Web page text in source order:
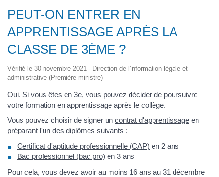
PEUT-ON ENTRER EN
APPRENTISSAGE APRÈS LA
CLASSE DE 3ÈME ?
Vérifié le 30 novembre 2021 - Direction de l'information légale et
administrative (Première ministre)
Oui. Si vous êtes en 3e, vous pouvez décider de poursuivre
votre formation en apprentissage après le collège.
Vous pouvez choisir de signer un contrat d'apprentissage en
préparant l'un des diplômes suivants :
Certificat d'aptitude professionnelle (CAP) en 2 ans
Bac professionnel (bac pro) en 3 ans
Pour cela, vous devez avoir au moins 16 ans au 31 décembre